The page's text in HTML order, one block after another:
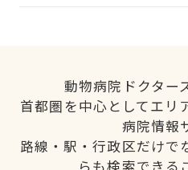
動物病院ドクター
首都圏を中心としてエリ
病院情報
路線・駅・行政区だけで
らも検索できる